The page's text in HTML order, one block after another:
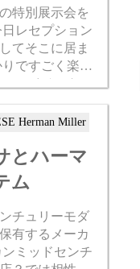
特別展示会を
てそこに居ま
すし...
Herman Miller
とハーマ
ム
チュリーモダ
有するメーカ